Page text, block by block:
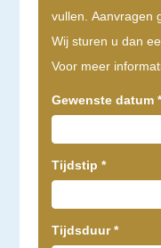
vullen. Aanvragen
Wij sturen u dan
Voor meer
Gewenste datum *
Tijdstip *
Tijdsduur*